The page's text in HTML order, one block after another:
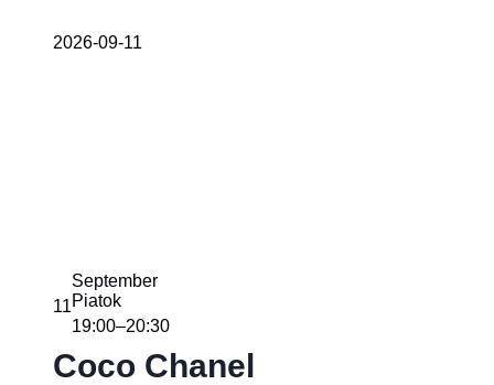
2026-09-11
11
September
Piatok
19:00–20:30
Coco Chanel